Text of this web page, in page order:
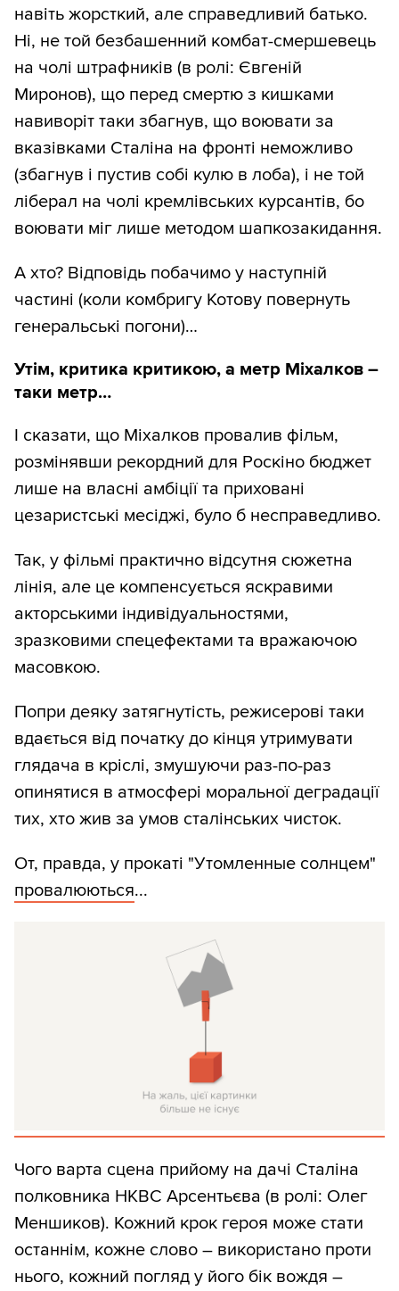
навіть жорсткий, але справедливий батько.
Ні, не той безбашенний комбат-смершевець
на чолі штрафників (в ролі: Євгеній
Миронов), що перед смертю з кишками
навиворіт таки збагнув, що воювати за
вказівками Сталіна на фронті неможливо
(збагнув і пустив собі кулю в лоба), і не той
ліберал на чолі кремлівських курсантів, бо
воювати міг лише методом шапкозакидання.
А хто? Відповідь побачимо у наступній
частині (коли комбригу Котову повернуть
генеральські погони)…
Утім, критика критикою, а метр Міхалков –
таки метр…
І сказати, що Міхалков провалив фільм,
розмінявши рекордний для Роскіно бюджет
лише на власні амбіції та приховані
цезаристські месіджі, було б несправедливо.
Так, у фільмі практично відсутня сюжетна
лінія, але це компенсується яскравими
акторськими індивідуальностями,
зразковими спецефектами та вражаючою
масовкою.
Попри деяку затягнутість, режисерові таки
вдається від початку до кінця утримувати
глядача в кріслі, змушуючи раз-по-раз
опинятися в атмосфері моральної деградації
тих, хто жив за умов сталінських чисток.
От, правда, у прокаті "Утомленные солнцем"
провалюються...
Чого варта сцена прийому на дачі Сталіна
полковника НКВС Арсентьєва (в ролі: Олег
Меншиков). Кожний крок героя може стати
останнім, кожне слово – використано проти
нього, кожний погляд у його бік вождя –